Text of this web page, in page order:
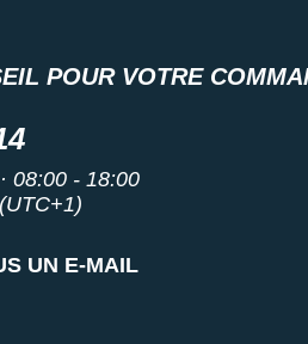
POUR VOTRE
08:00 - 18:00
UN E-MAIL